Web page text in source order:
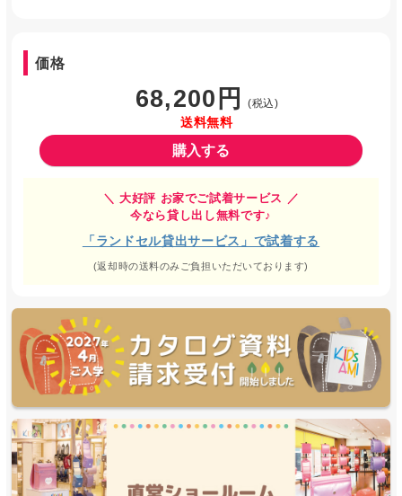
価格
68,200円 (税込)
送料無料
購入する
＼ 大好評 お家でご試着サービス ／
今なら貸し出し無料です♪
「ランドセル貸出サービス」で試着する
(返却時の送料のみご負担いただいております)